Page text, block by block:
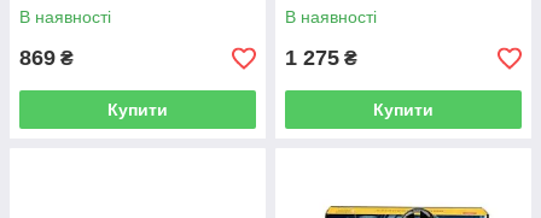
В наявності
869 ₴
Купити
В наявності
1 275 ₴
Купити